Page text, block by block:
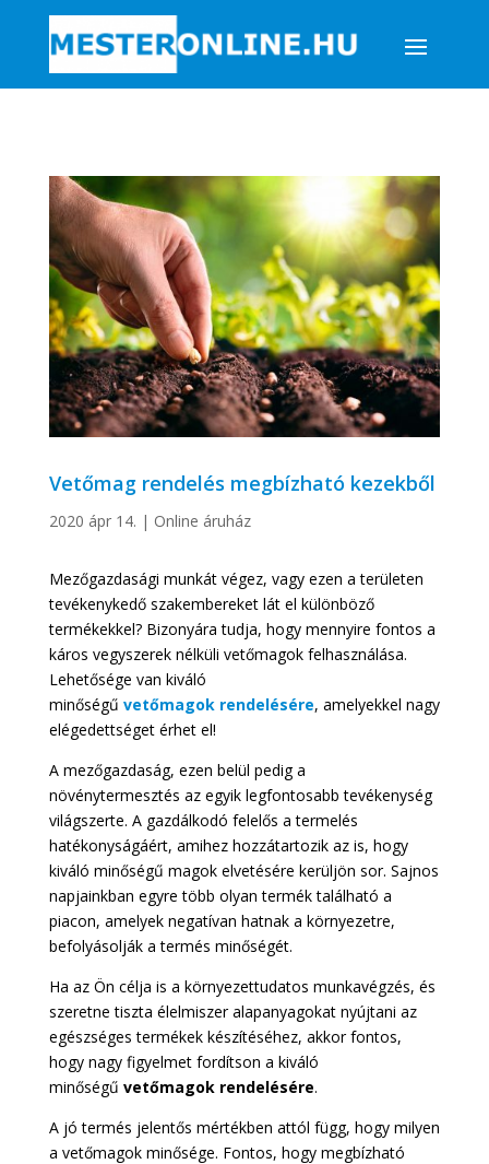
Vetőmag rendelés megbízható kezekből
2020 ápr 14. | Online áruház
Mezőgazdasági munkát végez, vagy ezen a területen
tevékenykedő szakembereket lát el különböző
termékekkel? Bizonyára tudja, hogy mennyire fontos a
káros vegyszerek nélküli vetőmagok felhasználása.
Lehetősége van kiváló
minőségű vetőmagok rendelésére, amelyekkel nagy
elégedettséget érhet el!
A mezőgazdaság, ezen belül pedig a
növénytermesztés az egyik legfontosabb tevékenység
világszerte. A gazdálkodó felelős a termelés
hatékonyságáért, amihez hozzátartozik az is, hogy
kiváló minőségű magok elvetésére kerüljön sor. Sajnos
napjainkban egyre több olyan termék található a
piacon, amelyek negatívan hatnak a környezetre,
befolyásolják a termés minőségét.
Ha az Ön célja is a környezettudatos munkavégzés, és
szeretne tiszta élelmiszer alapanyagokat nyújtani az
egészséges termékek készítéséhez, akkor fontos,
hogy nagy figyelmet fordítson a kiváló
minőségű vetőmagok rendelésére.
A jó termés jelentős mértékben attól függ, hogy milyen
a vetőmagok minősége. Fontos, hogy megbízható